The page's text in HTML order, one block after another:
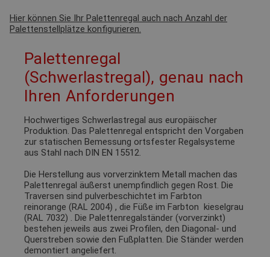
Hier können Sie Ihr Palettenregal auch nach Anzahl der
Palettenstellplätze konfigurieren.
Palettenregal
(Schwerlastregal), genau nach
Ihren Anforderungen
Hochwertiges Schwerlastregal aus europäischer
Produktion. Das Palettenregal entspricht den Vorgaben
zur statischen Bemessung ortsfester Regalsysteme
aus Stahl nach DIN EN 15512.
Die Herstellung aus vorverzinktem Metall machen das
Palettenregal äußerst unempfindlich gegen Rost. Die
Traversen sind pulverbeschichtet im Farbton
reinorange (RAL 2004) , die Füße im Farbton
kieselgrau
(RAL 7032) . Die Palettenregalständer (vorverzinkt)
bestehen jeweils aus zwei Profilen, den Diagonal- und
Querstreben sowie den Fußplatten. Die Ständer werden
demontiert angeliefert.